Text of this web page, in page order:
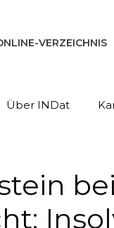
VERZEICHNIS
Über INDat